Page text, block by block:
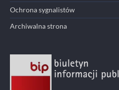
Ochrona sygnalistów
Archiwalna strona